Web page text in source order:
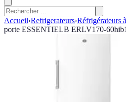
Accueil›Refrigerateurs›Réfrigérateurs
porte ESSENTIELB ERLV170-